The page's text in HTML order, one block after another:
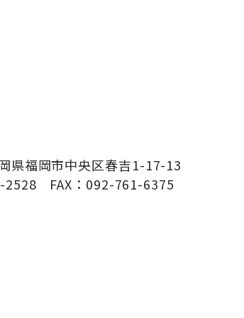
県福岡市中央区春吉1-17-13
2528 FAX：092-761-6375